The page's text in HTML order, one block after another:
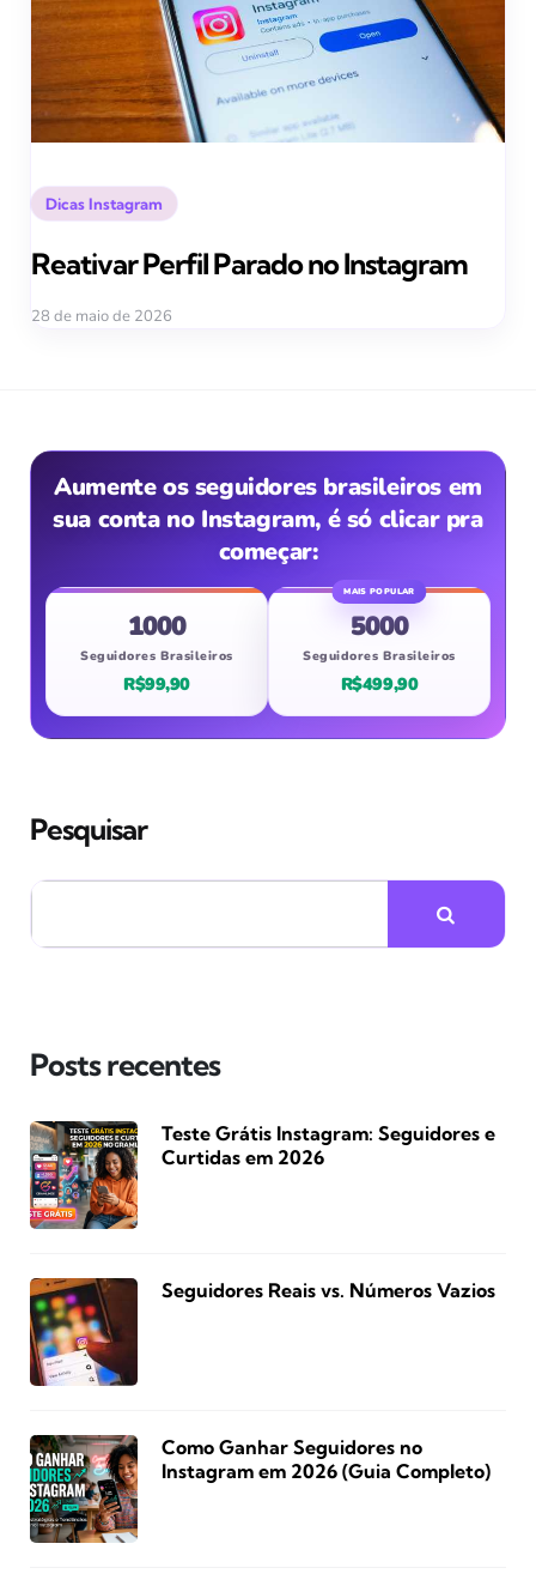
Posted
in
Dicas Instagram
Reativar Perfil Parado no Instagram
28 de maio de 2026
Aumente os seguidores brasileiros em
sua conta no Instagram, é só clicar pra
começar:
1000
Seguidores Brasileiros
R$99,90
5000
Seguidores Brasileiros
R$499,90
Pesquisar
Posts recentes
Teste Grátis Instagram: Seguidores e
Curtidas em 2026
Seguidores Reais vs. Números Vazios
Como Ganhar Seguidores no
Instagram em 2026 (Guia Completo)